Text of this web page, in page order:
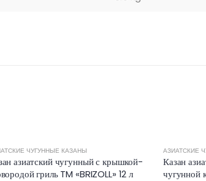
ЧУГУННЫЕ КАЗАНЫ
азиатский чугунный с крышкой-
гриль TM «BRIZOLL» 12 л
АЗИАТСКИЕ
Казан
чугунной